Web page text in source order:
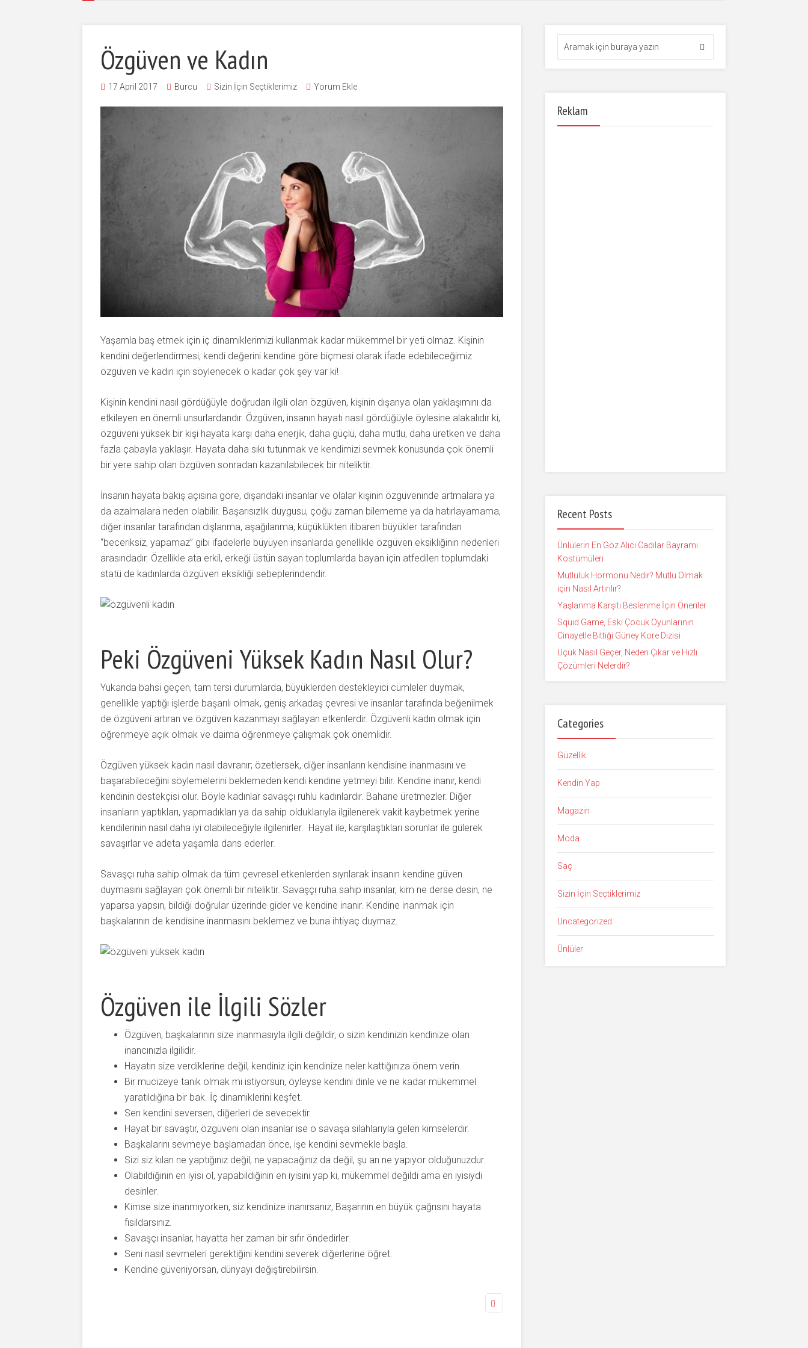
Özgüven ve Kadın
17 April 2017 Burcu Sizin İçin Seçtiklerimiz Yorum Ekle
Yaşamla baş etmek için iç dinamiklerimizi kullanmak kadar mükemmel bir yeti olmaz. Kişinin
kendini değerlendirmesi, kendi değerini kendine göre biçmesi olarak ifade edebileceğimiz
özgüven ve kadın için söylenecek o kadar çok şey var ki!
Kişinin kendini nasıl gördüğüyle doğrudan ilgili olan özgüven, kişinin dışarıya olan yaklaşımını da
etkileyen en önemli unsurlardandır. Özgüven, insanın hayatı nasıl gördüğüyle öylesine alakalıdır ki,
özgüveni yüksek bir kişi hayata karşı daha enerjik, daha güçlü, daha mutlu, daha üretken ve daha
fazla çabayla yaklaşır. Hayata daha sıkı tutunmak ve kendimizi sevmek konusunda çok önemli
bir yere sahip olan özgüven sonradan kazanılabilecek bir niteliktir.
İnsanın hayata bakış açısına göre, dışarıdaki insanlar ve olalar kişinin özgüveninde artmalara ya
da azalmalara neden olabilir. Başarısızlık duygusu, çoğu zaman bilememe ya da hatırlayamama,
diğer insanlar tarafından dışlanma, aşağılanma, küçüklükten itibaren büyükler tarafından
“beceriksiz, yapamaz” gibi ifadelerle büyüyen insanlarda genellikle özgüven eksikliğinin nedenleri
arasındadır. Özellikle ata erkil, erkeği üstün sayan toplumlarda bayan için atfedilen toplumdaki
statü de kadınlarda özgüven eksikliği sebeplerindendir.
Peki Özgüveni Yüksek Kadın Nasıl Olur?
Yukarıda bahsi geçen, tam tersi durumlarda, büyüklerden destekleyici cümleler duymak,
genellikle yaptığı işlerde başarılı olmak, geniş arkadaş çevresi ve insanlar tarafında beğenilmek
de özgüveni artıran ve özgüven kazanmayı sağlayan etkenlerdir. Özgüvenli kadın olmak için
öğrenmeye açık olmak ve daima öğrenmeye çalışmak çok önemlidir.
Özgüven yüksek kadın nasıl davranır; özetlersek, diğer insanların kendisine inanmasını ve
başarabileceğini söylemelerini beklemeden kendi kendine yetmeyi bilir. Kendine inanır, kendi
kendinin destekçisi olur. Böyle kadınlar savaşçı ruhlu kadınlardır. Bahane üretmezler. Diğer
insanların yaptıkları, yapmadıkları ya da sahip olduklarıyla ilgilenerek vakit kaybetmek yerine
kendilerinin nasıl daha iyi olabileceğiyle ilgilenirler. Hayat ile, karşılaştıkları sorunlar ile gülerek
savaşırlar ve adeta yaşamla dans ederler.
Savaşçı ruha sahip olmak da tüm çevresel etkenlerden sıyrılarak insanın kendine güven
duymasını sağlayan çok önemli bir niteliktir. Savaşçı ruha sahip insanlar, kim ne derse desin, ne
yaparsa yapsın, bildiği doğrular üzerinde gider ve kendine inanır. Kendine inanmak için
başkalarının de kendisine inanmasını beklemez ve buna ihtiyaç duymaz.
Özgüven ile İlgili Sözler
Özgüven, başkalarının size inanmasıyla ilgili değildir, o sizin kendinizin kendinize olan
inancınızla ilgilidir.
Hayatın size verdiklerine değil, kendiniz için kendinize neler kattığınıza önem verin.
Bir mucizeye tanık olmak mı istiyorsun, öyleyse kendini dinle ve ne kadar mükemmel
yaratıldığına bir bak. İç dinamiklerini keşfet.
Sen kendini seversen, diğerleri de sevecektir.
Hayat bir savaştır, özgüveni olan insanlar ise o savaşa silahlarıyla gelen kimselerdir.
Başkalarını sevmeye başlamadan önce, işe kendini sevmekle başla.
Sizi siz kılan ne yaptığınız değil, ne yapacağınız da değil, şu an ne yapıyor olduğunuzdur.
Olabildiğinin en iyisi ol, yapabildiğinin en iyisini yap ki, mükemmel değildi ama en iyisiydi
desinler.
Kimse size inanmıyorken, siz kendinize inanırsanız, Başarının en büyük çağrısını hayata
fısıldarsınız.
Savaşçı insanlar, hayatta her zaman bir sıfır öndedirler.
Seni nasıl sevmeleri gerektiğini kendini severek diğerlerine öğret.
Kendine güveniyorsan, dünyayı değiştirebilirsin.
Reklam
Recent Posts
Ünlülerin En Göz Alıcı Cadılar Bayramı
Kostümüleri
Mutluluk Hormonu Nedir? Mutlu Olmak
için Nasıl Artırılır?
Yaşlanma Karşıtı Beslenme İçin Öneriler
Squid Game, Eski Çocuk Oyunlarının
Cinayetle Bittiği Güney Kore Dizisi
Uçuk Nasıl Geçer, Neden Çıkar ve Hızlı
Çözümleri Nelerdir?
Categories
Güzellik
Kendin Yap
Magazin
Moda
Saç
Sizin İçin Seçtiklerimiz
Uncategorized
Ünlüler